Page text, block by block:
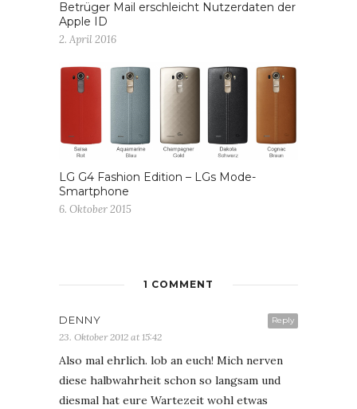
Betrüger Mail erschleicht Nutzerdaten der
Apple ID
2. April 2016
LG G4 Fashion Edition – LGs Mode-
Smartphone
6. Oktober 2015
1 COMMENT
Reply
DENNY
23. Oktober 2012 at 15:42
Also mal ehrlich. lob an euch! Mich nerven
diese halbwahrheit schon so langsam und
diesmal hat eure Wartezeit wohl etwas